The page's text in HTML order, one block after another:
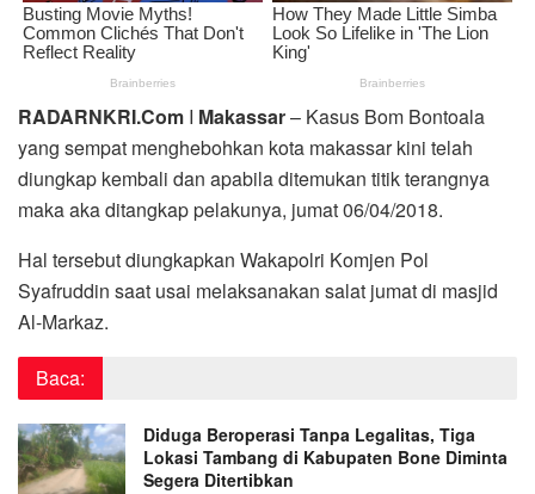
RADARNKRI.Com I Makassar– Kasus Bom Bontoala
yang sempat menghebohkan kota makassar kini telah
diungkap kembali dan apabila ditemukan titik terangnya
maka aka ditangkap pelakunya, jumat 06/04/2018.
Hal tersebut diungkapkan Wakapolri Komjen Pol
Syafruddin saat usai melaksanakan salat jumat di masjid
Al-Markaz.
Baca:
Diduga Beroperasi Tanpa Legalitas, Tiga
Lokasi Tambang di Kabupaten Bone Diminta
Segera Ditertibkan